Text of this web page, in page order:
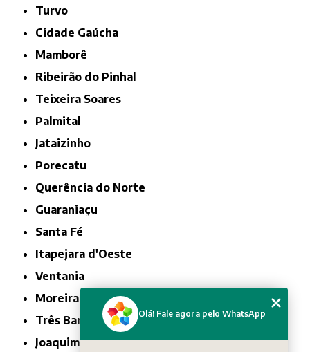
Turvo
Cidade Gaúcha
Mamborê
Ribeirão do Pinhal
Teixeira Soares
Palmital
Jataizinho
Porecatu
Querência do Norte
Guaraniaçu
Santa Fé
Itapejara d'Oeste
Ventania
Moreira Sales
Três Barras do Paraná
Joaquim Távora
Olá! Fale agora pelo WhatsApp